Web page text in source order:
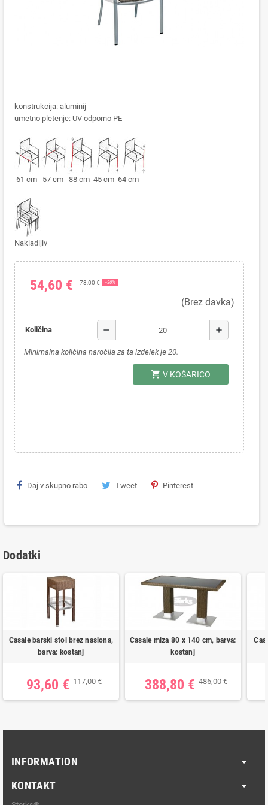
konstrukcija: aluminij
umetno pletenje: UV odporno PE
61 cm 57 cm 88 cm 45 cm 64 cm
Nakladljiv
54,60 € 78,00 € −30%
(Brez davka)
Količina remove add
Minimalna količina naročila za ta izdelek je 20.
shopping_cart V KOŠARICO
Daj v skupno rabo Tweet Pinterest
Dodatki
Casale barski stol brez naslona,
barva: kostanj
93,60 € 117,00 €
Casale miza 80 x 140 cm, barva:
kostanj
388,80 € 486,00 €
INFORMATION
KONTAKT